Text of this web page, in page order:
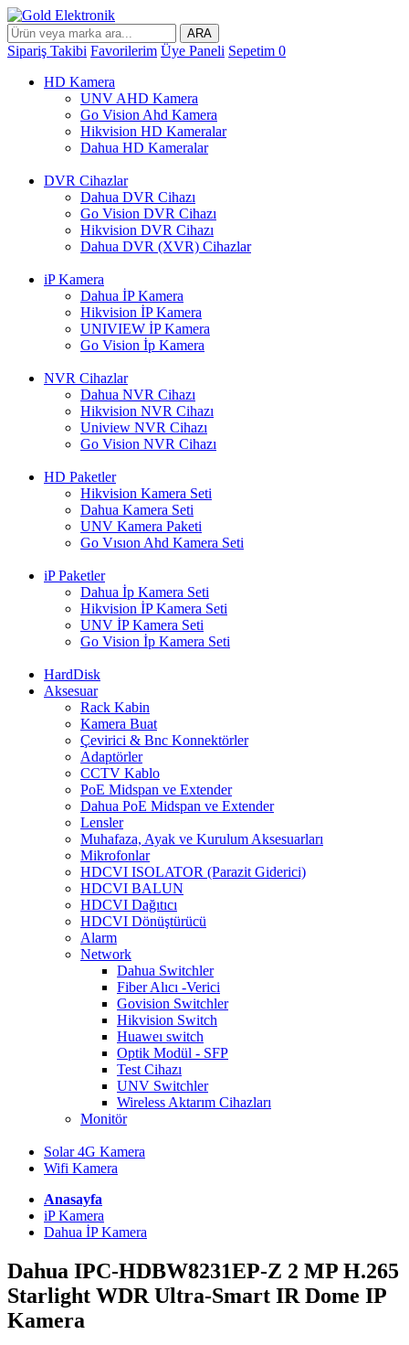
ARA
Sipariş Takibi Favorilerim Üye Paneli Sepetim 0
HD Kamera
UNV AHD Kamera
Go Vision Ahd Kamera
Hikvision HD Kameralar
Dahua HD Kameralar
DVR Cihazlar
Dahua DVR Cihazı
Go Vision DVR Cihazı
Hikvision DVR Cihazı
Dahua DVR (XVR) Cihazlar
iP Kamera
Dahua İP Kamera
Hikvision İP Kamera
UNIVIEW İP Kamera
Go Vision İp Kamera
NVR Cihazlar
Dahua NVR Cihazı
Hikvision NVR Cihazı
Uniview NVR Cihazı
Go Vision NVR Cihazı
HD Paketler
Hikvision Kamera Seti
Dahua Kamera Seti
UNV Kamera Paketi
Go Vısıon Ahd Kamera Seti
iP Paketler
Dahua İp Kamera Seti
Hikvision İP Kamera Seti
UNV İP Kamera Seti
Go Vision İp Kamera Seti
HardDisk
Aksesuar
Rack Kabin
Kamera Buat
Çevirici & Bnc Konnektörler
Adaptörler
CCTV Kablo
PoE Midspan ve Extender
Dahua PoE Midspan ve Extender
Lensler
Muhafaza, Ayak ve Kurulum Aksesuarları
Mikrofonlar
HDCVI ISOLATOR (Parazit Giderici)
HDCVI BALUN
HDCVI Dağıtıcı
HDCVI Dönüştürücü
Alarm
Network
Dahua Switchler
Fiber Alıcı -Verici
Govision Switchler
Hikvision Switch
Huaweı switch
Optik Modül - SFP
Test Cihazı
UNV Switchler
Wireless Aktarım Cihazları
Monitör
Solar 4G Kamera
Wifi Kamera
Anasayfa
iP Kamera
Dahua İP Kamera
Dahua IPC-HDBW8231EP-Z 2 MP H.265
Starlight WDR Ultra-Smart IR Dome IP
Kamera